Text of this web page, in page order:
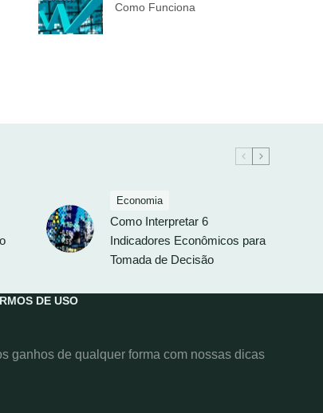
Como Funciona
Economia
Como Interpretar 6
Indicadores Econômicos para
Tomada de Decisão
DE USO
ganhos de qualquer forma com nossas dicas